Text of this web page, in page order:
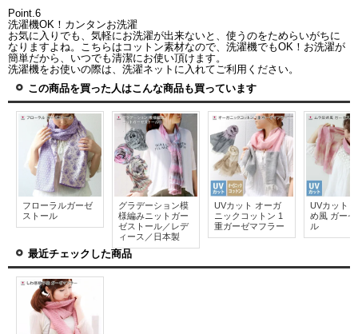
Point.6
洗濯機OK！カンタンお洗濯
お気に入りでも、気軽にお洗濯が出来ないと、使うのをためらいがちに
なりますよね。こちらはコットン素材なので、洗濯機でもOK！お洗濯が
簡単だから、いつでも清潔にお使い頂けます。
洗濯機をお使いの際は、洗濯ネットに入れてご利用ください。
この商品を買った人はこんな商品も買っています
フローラルガーゼ
ストール
グラデーション模
様編みニットガー
ゼストール／レデ
ィース／日本製
UVカット オーガ
ニックコットン 1
重ガーゼマフラー
UVカット
め風 ガー
ル
最近チェックした商品